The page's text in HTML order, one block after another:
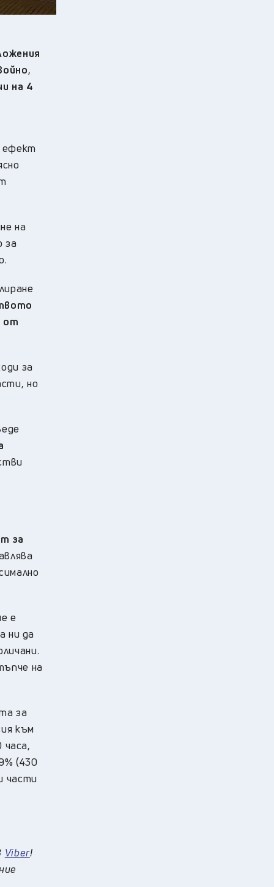
,
на 4
ефект
на
за
от
за
но
за
е
ни да
на
за
към
часа,
(430
части
Viber!